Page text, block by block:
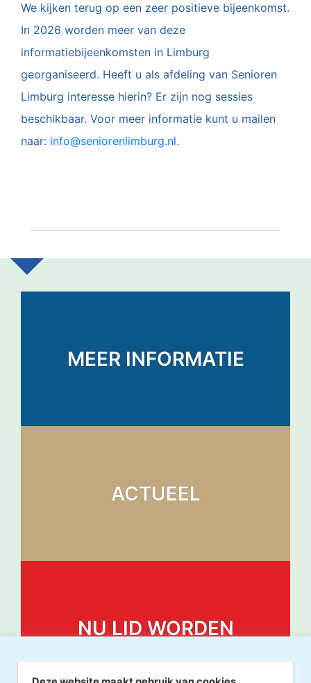
We kijken terug op een zeer positieve bijeenkomst.
In 2026 worden meer van deze
informatiebijeenkomsten in Limburg
georganiseerd. Heeft u als afdeling van Senioren
Limburg interesse hierin? Er zijn nog sessies
beschikbaar. Voor meer informatie kunt u mailen
naar: info@seniorenlimburg.nl.
MEER INFORMATIE
ACTUEEL
NU LID WORDEN